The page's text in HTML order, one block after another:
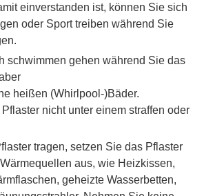
einverstanden ist, können Sie sich
oder Sport treiben während Sie
schwimmen gehen während Sie das
heißen (Whirlpool-)Bäder.
nicht unter einem straffen oder
tragen, setzen Sie das Pflaster
aus, wie Heizkissen,
geheizte Wasserbetten,